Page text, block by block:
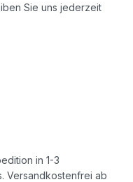
Sie uns jederzeit
in 1-3
Versandkostenfrei ab